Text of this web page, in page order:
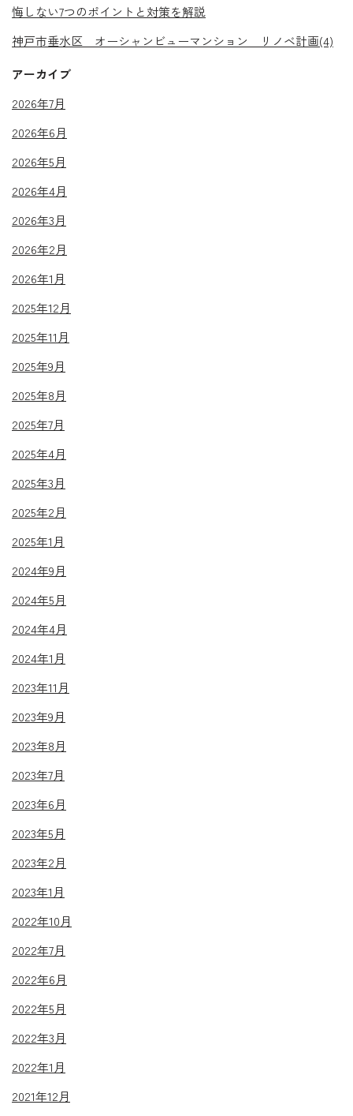
悔しない7つのポイントと対策を解説
神戸市垂水区 オーシャンビューマンション リノベ計画(4)
アーカイブ
2026年7月
2026年6月
2026年5月
2026年4月
2026年3月
2026年2月
2026年1月
2025年12月
2025年11月
2025年9月
2025年8月
2025年7月
2025年4月
2025年3月
2025年2月
2025年1月
2024年9月
2024年5月
2024年4月
2024年1月
2023年11月
2023年9月
2023年8月
2023年7月
2023年6月
2023年5月
2023年2月
2023年1月
2022年10月
2022年7月
2022年6月
2022年5月
2022年3月
2022年1月
2021年12月